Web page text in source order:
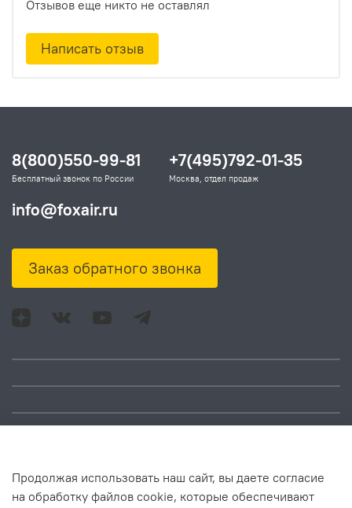
Отзывов еще никто не оставлял
Написать отзыв
Адрес: Москва, ул.
8(800)550-99-81
Бесплатный звонок по России
+7(495)792-01-35
Москва, отдел продаж
info@foxair.ru
Заказ обратного звонка
Продолжая использовать наш сайт, вы даете согласие
на обработку файлов cookie, которые обеспечивают